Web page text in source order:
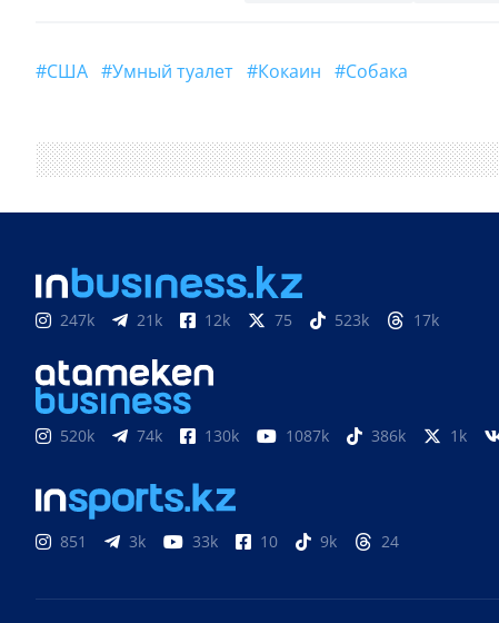
#США #умный туалет #кокаин #Собака
247k 21k 12k 75 523k 17k
520k 74k 130k 1087k 386k 1k
851 3k 33k 10 9k 24